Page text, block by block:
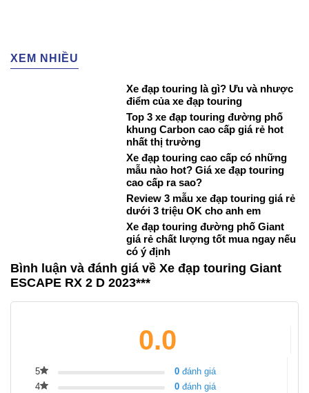
XEM NHIỀU
Xe đạp touring là gì? Ưu và nhược
điểm của xe đạp touring
Top 3 xe đạp touring đường phố
khung Carbon cao cấp giá rẻ hot
nhất thị trường
Xe đạp touring cao cấp có những
mẫu nào hot? Giá xe đạp touring
cao cấp ra sao?
Review 3 mẫu xe đạp touring giá rẻ
dưới 3 triệu OK cho anh em
Xe đạp touring đường phố Giant
giá rẻ chất lượng tốt mua ngay nếu
có ý định
Bình luận và đánh giá về Xe đạp touring Giant
ESCAPE RX 2 D 2023***
0.0
5 0 đánh giá
4
0 đánh giá